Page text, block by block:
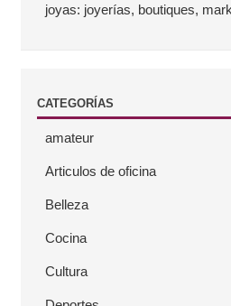
joyas: joyerías, boutiques,
CATEGORÍAS
amateur
Articulos de oficina
Belleza
Cocina
Cultura